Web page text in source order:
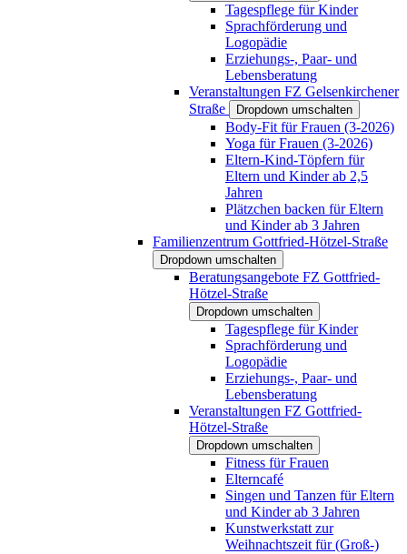
Tagespflege für Kinder
Sprachförderung und
Logopädie
Erziehungs-, Paar- und
Lebensberatung
Veranstaltungen FZ Gelsenkirchener
Straße
Dropdown umschalten
Body-Fit für Frauen (3-2026)
Yoga für Frauen (3-2026)
Eltern-Kind-Töpfern für
Eltern und Kinder ab 2,5
Jahren
Plätzchen backen für Eltern
und Kinder ab 3 Jahren
Familienzentrum Gottfried-Hötzel-Straße
Dropdown umschalten
Beratungsangebote FZ Gottfried-
Hötzel-Straße
Dropdown umschalten
Tagespflege für Kinder
Sprachförderung und
Logopädie
Erziehungs-, Paar- und
Lebensberatung
Veranstaltungen FZ Gottfried-
Hötzel-Straße
Dropdown umschalten
Fitness für Frauen
Elterncafé
Singen und Tanzen für Eltern
und Kinder ab 3 Jahren
Kunstwerkstatt zur
Weihnachtszeit für (Groß-)